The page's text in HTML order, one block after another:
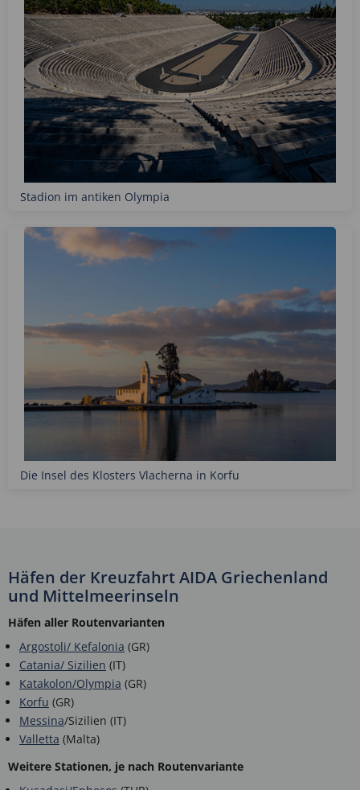
Stadion im antiken Olympia
Die Insel des Klosters Vlacherna in Korfu
Häfen der Kreuzfahrt AIDA Griechenland
und Mittelmeerinseln
Häfen aller Routenvarianten
Argostoli/ Kefalonia (GR)
Catania/ Sizilien (IT)
Katakolon/Olympia (GR)
Korfu (GR)
Messina/Sizilien (IT)
Valletta (Malta)
Weitere Stationen, je nach Routenvariante